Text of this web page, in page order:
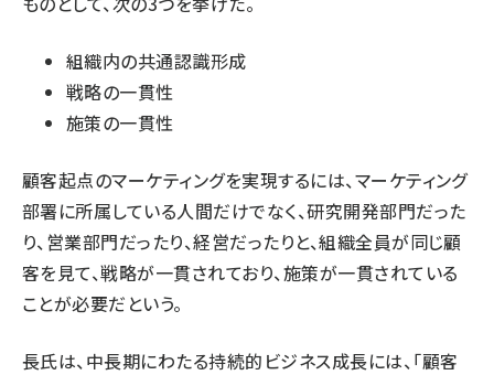
組織内の共通認識形成
戦略の一貫性
施策の一貫性
顧客起点のマーケティングを実現するには、マーケティング
部署に所属している人間だけでなく、研究開発部門だった
り、営業部門だったり、経営だったりと、組織全員が同じ顧
客を見て、戦略が一貫されており、施策が一貫されている
ことが必要だという。
長氏は、中長期にわたる持続的ビジネス成長には、「顧客